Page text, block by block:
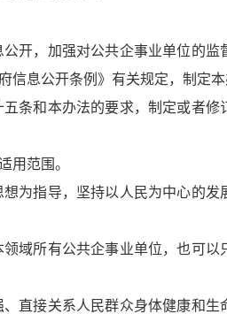
开，加强对公共企事业单位的监
息公开条例》有关规定，制定本
和本办法的要求，制定或者修
用范围。
为指导，坚持以人民为中心的发
域所有公共企事业单位，也可以
直接关系人民群众身体健康和生